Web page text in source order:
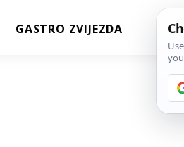
GASTRO ZVIJEZDA